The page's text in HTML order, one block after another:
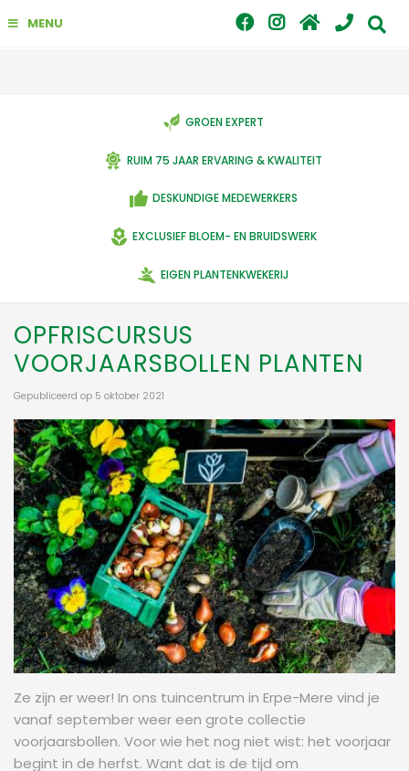
GROEN EXPERT
RUIM 75 JAAR ERVARING & KWALITEIT
DESKUNDIGE MEDEWERKERS
EXCLUSIEF BLOEM- EN BRUIDSWERK
EIGEN PLANTENKWEKERIJ
MENU
OPFRISCURSUS
VOORJAARSBOLLEN PLANTEN
Gepubliceerd op 5 oktober 2021
Ze zijn er weer! In ons tuincentrum in Erpe-Mere vind je
vanaf september weer een grote collectie
voorjaarsbollen. Voor wie het nog niet wist: het voorjaar
begint in de herfst. Want dat is de tijd om